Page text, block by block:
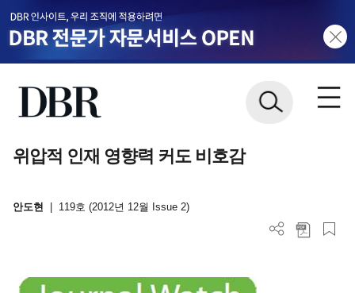
위압적 인재 영향력 커도 비호감
안도현 119호 (2012년 12월 Issue 2)